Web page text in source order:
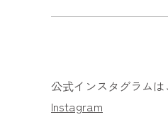
公式インスタグラム
Instagram